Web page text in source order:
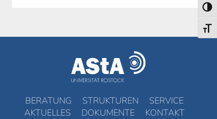
BERATUNG STRUKTUREN
SERVICE
AKTUELLES
DOKUMENTE KONTAKT